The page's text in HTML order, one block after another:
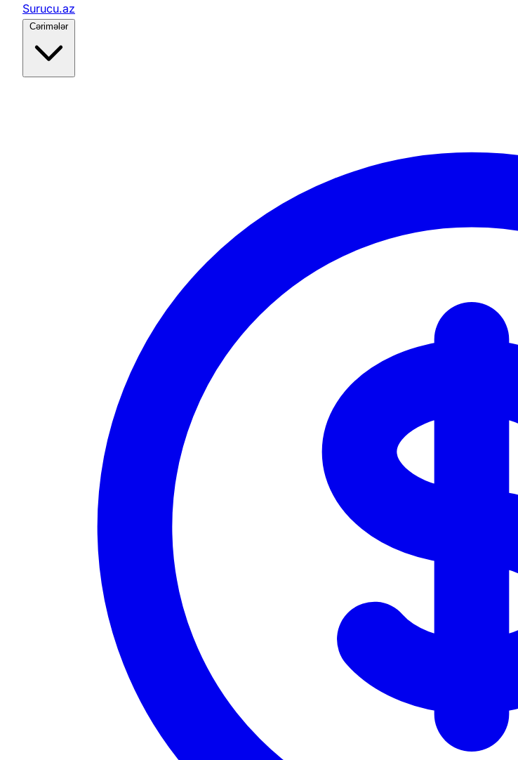
Surucu.az
Cərimələr